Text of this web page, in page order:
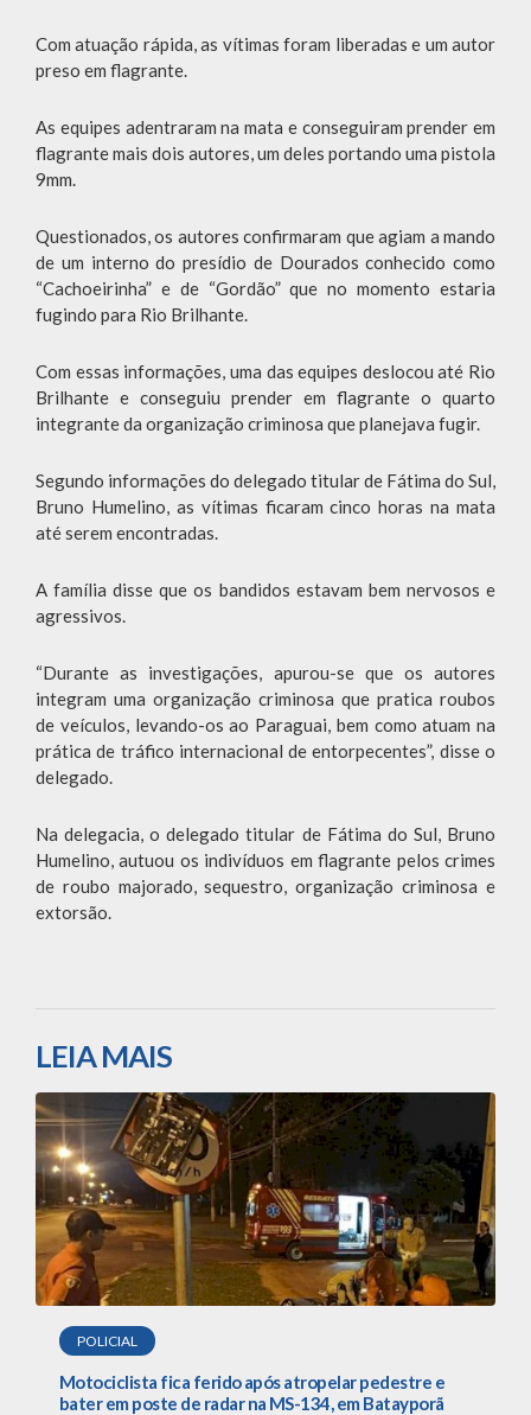
Com atuação rápida, as vítimas foram liberadas e um autor
preso em flagrante.
As equipes adentraram na mata e conseguiram prender em
flagrante mais dois autores, um deles portando uma pistola
9mm.
Questionados, os autores confirmaram que agiam a mando
de um interno do presídio de Dourados conhecido como
“Cachoeirinha” e de “Gordão” que no momento estaria
fugindo para Rio Brilhante.
Com essas informações, uma das equipes deslocou até Rio
Brilhante e conseguiu prender em flagrante o quarto
integrante da organização criminosa que planejava fugir.
Segundo informações do delegado titular de Fátima do Sul,
Bruno Humelino, as vítimas ficaram cinco horas na mata
até serem encontradas.
A família disse que os bandidos estavam bem nervosos e
agressivos.
“Durante as investigações, apurou-se que os autores
integram uma organização criminosa que pratica roubos
de veículos, levando-os ao Paraguai, bem como atuam na
prática de tráfico internacional de entorpecentes”, disse o
delegado.
Na delegacia, o delegado titular de Fátima do Sul, Bruno
Humelino, autuou os indivíduos em flagrante pelos crimes
de roubo majorado, sequestro, organização criminosa e
extorsão.
LEIA MAIS
POLICIAL
Motociclista fica ferido após atropelar pedestre e
bater em poste de radar na MS-134, em Batayporã